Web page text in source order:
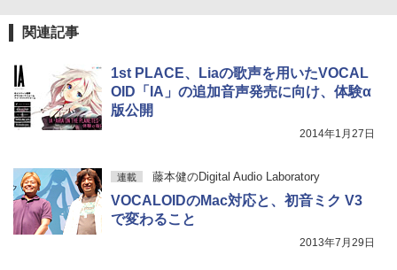
関連記事
1st PLACE、Liaの歌声を用いたVOCAL
OID「IA」の追加音声発売に向け、体験α
版公開
2014年1月27日
連載 藤本健のDigital Audio Laboratory
VOCALOIDのMac対応と、初音ミク V3
で変わること
2013年7月29日